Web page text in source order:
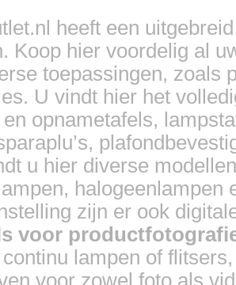
heeft een
Koop hier voordelig al
toepassingen, zoals
U vindt hier het
opnametafels,
u hier diverse
zijn er ook
voor
lampen of